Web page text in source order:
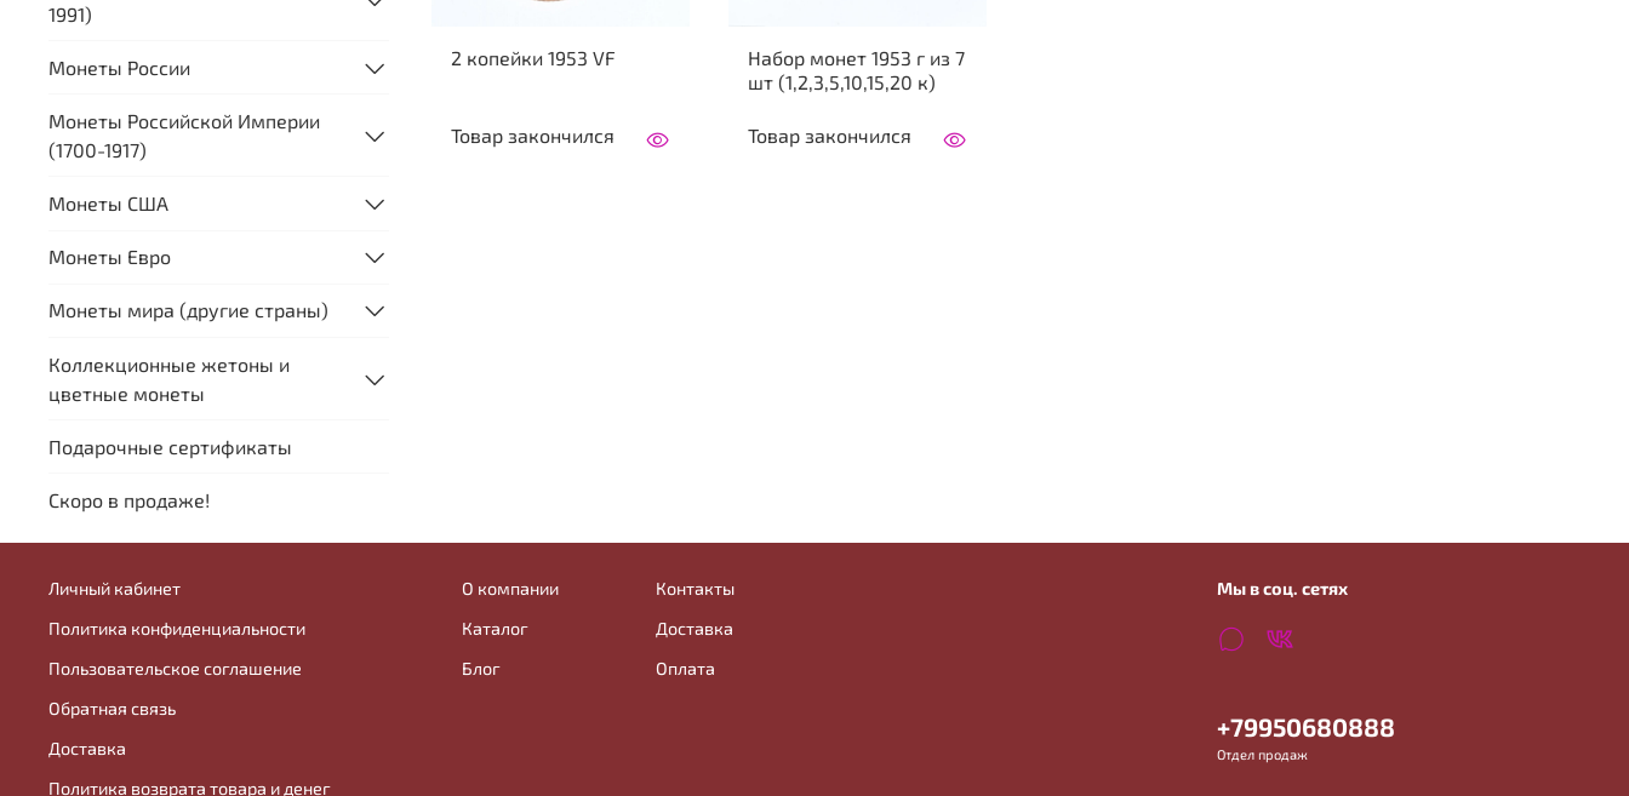
2 копейки 1953 VF
Товар закончился
Набор монет 1953 г из 7
шт (1,2,3,5,10,15,20 к)
Товар закончился
1991)
Монеты России
Монеты Российской Империи
(1700-1917)
Монеты США
Монеты Евро
Монеты мира (другие страны)
Коллекционные жетоны и
цветные монеты
Подарочные сертификаты
Скоро в продаже!
Личный кабинет
Политика конфиденциальности
Пользовательское соглашение
Обратная связь
Доставка
Политика возврата товара и денег
О компании
Каталог
Блог
Контакты
Доставка
Оплата
Мы в соц. сетях
+79950680888
Отдел продаж